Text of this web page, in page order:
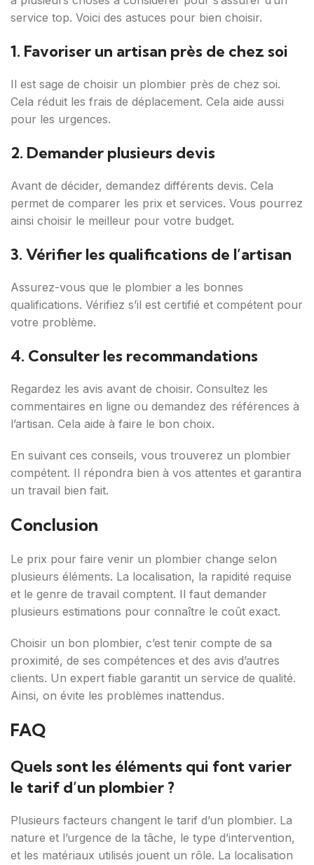
service top. Voici des astuces pour bien choisir.
1. Favoriser un artisan près de chez soi
Il est sage de choisir un plombier près de chez soi.
Cela réduit les frais de déplacement. Cela aide aussi
pour les urgences.
2. Demander plusieurs devis
Avant de décider, demandez différents devis. Cela
permet de comparer les prix et services. Vous pourrez
ainsi choisir le meilleur pour votre budget.
3. Vérifier les qualifications de l’artisan
Assurez-vous que le plombier a les bonnes
qualifications. Vérifiez s’il est certifié et compétent pour
votre problème.
4. Consulter les recommandations
Regardez les avis avant de choisir. Consultez les
commentaires en ligne ou demandez des références à
l’artisan. Cela aide à faire le bon choix.
En suivant ces conseils, vous trouverez un plombier
compétent. Il répondra bien à vos attentes et garantira
un travail bien fait.
Conclusion
Le prix pour faire venir un plombier change selon
plusieurs éléments. La localisation, la rapidité requise
et le genre de travail comptent. Il faut demander
plusieurs estimations pour connaître le coût exact.
Choisir un bon plombier, c’est tenir compte de sa
proximité, de ses compétences et des avis d’autres
clients. Un expert fiable garantit un service de qualité.
Ainsi, on évite les problèmes inattendus.
FAQ
Quels sont les éléments qui font varier
le tarif d’un plombier ?
Plusieurs facteurs changent le tarif d’un plombier. La
nature et l’urgence de la tâche, le type d’intervention,
et les matériaux utilisés jouent un rôle. La localisation